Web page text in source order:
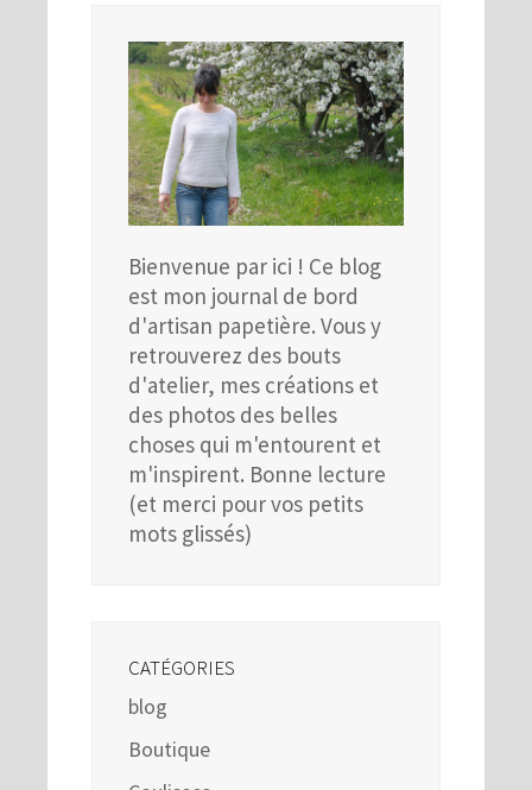
Bienvenue par ici ! Ce blog
est mon journal de bord
d'artisan papetière. Vous y
retrouverez des bouts
d'atelier, mes créations et
des photos des belles
choses qui m'entourent et
m'inspirent. Bonne lecture
(et merci pour vos petits
mots glissés)
CATÉGORIES
blog
Boutique